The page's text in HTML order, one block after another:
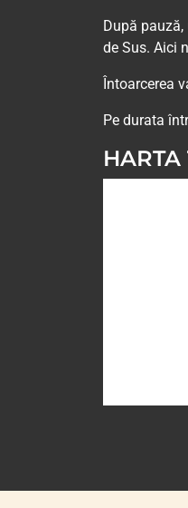
După
de Sus. Aici
Întoarcerea
Pe durata
HARTA